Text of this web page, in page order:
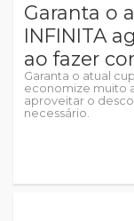
Garanta o
INFINITA
ao fazer
Garanta o atual
economize muito
aproveitar o
necessário.